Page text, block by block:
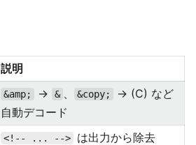
説明
&amp; → & 、 &copy;
→ (C) など
自動デコード
<!-- ... -->
は出力から除去